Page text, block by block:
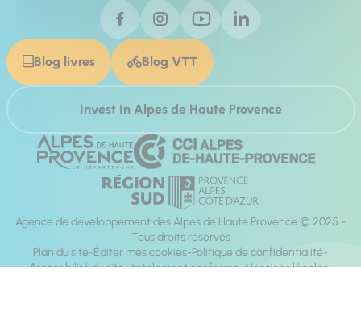
Blog livres Blog VTT
Invest In Alpes de Haute Provence
Agence de développement des Alpes de Haute Provence © 2025 -
Tous droits réservés
Plan du site Éditer mes cookies Politique de confidentialité
Accessibilité du site : totalement conforme Mentions légales